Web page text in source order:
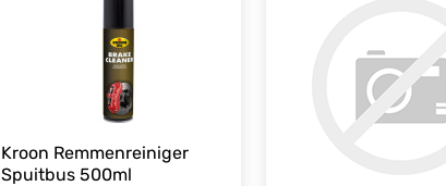
Kroon Remmenreiniger
Spuitbus 500ml